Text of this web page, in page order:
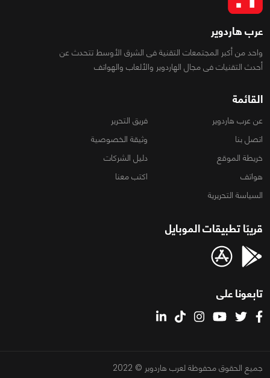
عرب هاردوير
واحد من أكبر المجتمعات التقنية فى الشرق الأوسط تتحدث عن
أحدث التقنيات فى مجال الهاردوير والألعاب والهواتف
القائمة
عن عرب هاردوير
فريق التحرير
اتصل بنا
وثيقة الخصوصية
خريطة الموقع
دليل الشركات
هواتف
اكتب معنا
السياسة التحريرية
قريبًا تطبيقات الموبايل
تابعونا على
جميع الحقوق محفوظة لعرب هاردوير © 2022